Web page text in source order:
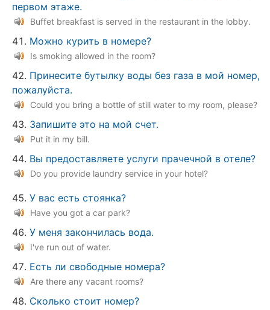
первом этаже.
Buffet breakfast is served in the restaurant in the lobby.
Можно курить в номере?
Is smoking allowed in the room?
Принесите бутылку воды без газа в мой номер,
пожалуйста.
Could you bring a bottle of still water to my room, please?
Запишите это на мой счет.
Put it in my bill.
Вы предоставляете услуги прачечной в отеле?
Do you provide laundry service in your hotel?
У вас есть стоянка?
Have you got a car park?
У меня закончилась вода.
I've run out of water.
Есть ли свободные номера?
Are there any vacant rooms?
Сколько стоит номер?